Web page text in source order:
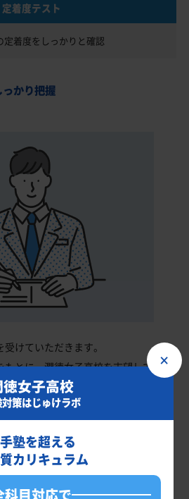
定着度テスト
定着度を しっかりと確認
かり把握
けていただきます。
とに、潤徳女子高校を志望している
理科・社会の最適なカリキュラムを
子高校の入試で確実に合格最低点以
格点を取るための勉強法、学習スケジ
×
女子高校
策はじゅけラボ
塾を超える
カリキュラム
科目対応で